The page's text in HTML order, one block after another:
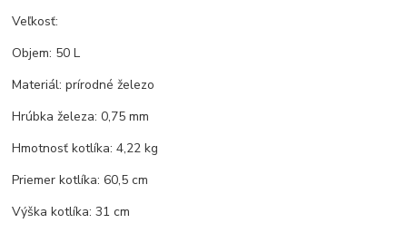
Veľkosť:
Objem: 50 L
Materiál: prírodné železo
Hrúbka železa: 0,75 mm
Hmotnosť kotlíka: 4,22 kg
Priemer kotlíka: 60,5 cm
Výška kotlíka: 31 cm